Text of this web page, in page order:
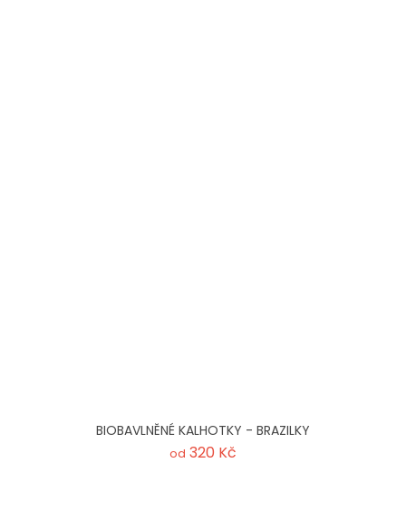
BIOBAVLNĚNÉ KALHOTKY - BRAZILKY
od 320 Kč